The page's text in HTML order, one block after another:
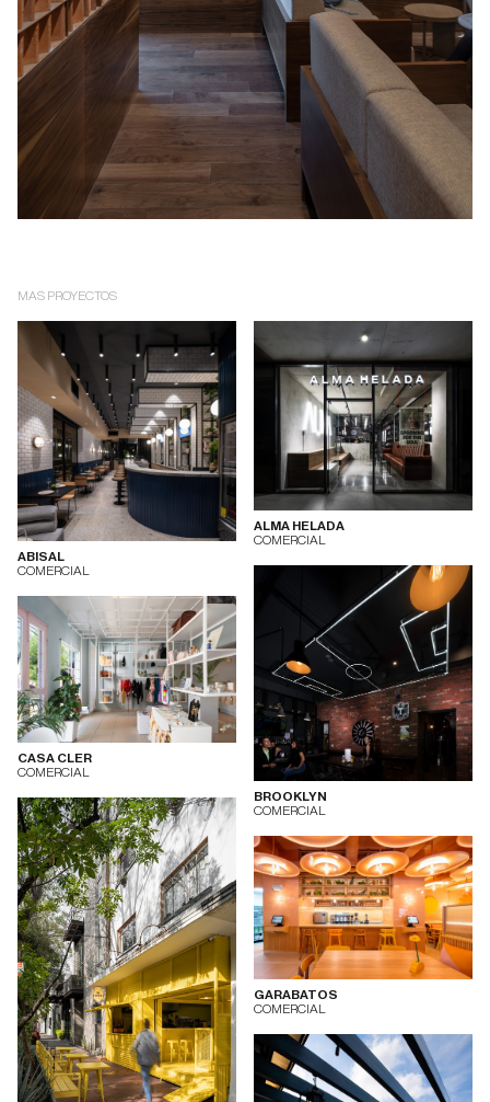
MAS PROYECTOS
ABISAL
COMERCIAL
ALMA HELADA
COMERCIAL
BROOKLYN
COMERCIAL
CASA CLER
COMERCIAL
GARABATOS
COMERCIAL